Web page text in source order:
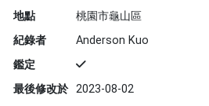
地點
桃園市龜山區
紀錄者
Anderson Kuo
鑑定
最後修改於 2023-08-02